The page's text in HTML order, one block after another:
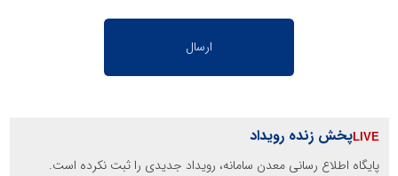
پخش زنده رویداد
پایگاه اطلاع رسانی معدن سامانه، رویداد جدیدی را ثبت نکرده است.